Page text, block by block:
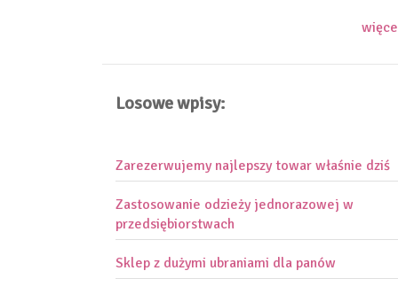
Losowe wpisy:
Zarezerwujemy najlepszy towar właśnie dziś
Zastosowanie odzieży jednorazowej w
przedsiębiorstwach
Sklep z dużymi ubraniami dla panów